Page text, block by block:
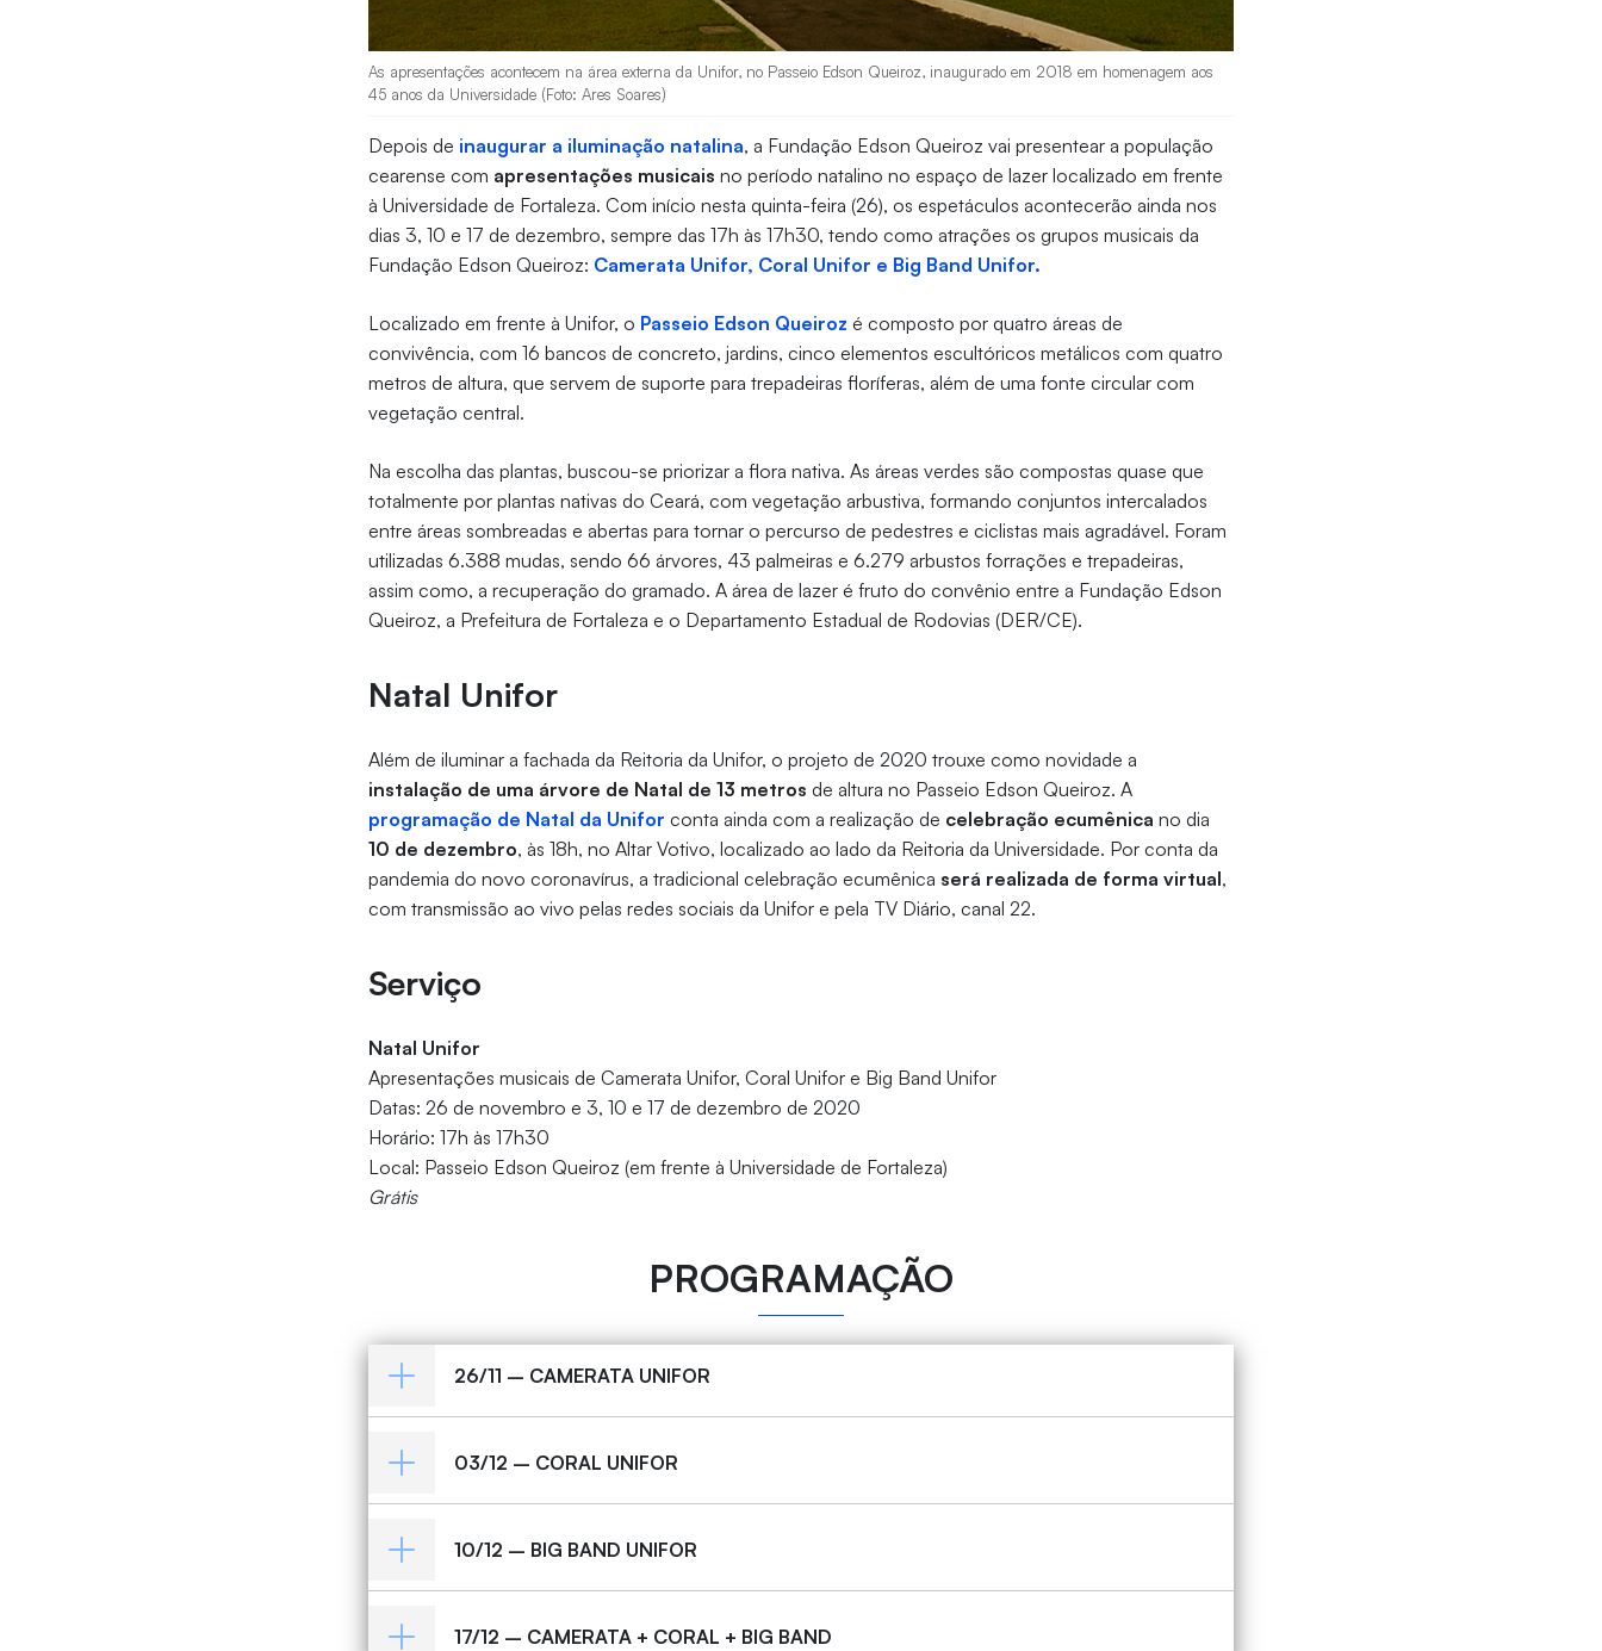
As apresentações acontecem na área externa da Unifor, no Passeio Edson Queiroz, inaugurado em 2018 em homenagem aos
45 anos da Universidade (Foto: Ares Soares)
Depois de inaugurar a iluminação natalina, a Fundação Edson Queiroz vai presentear a população
cearense com apresentações musicaisno período natalino no espaço de lazer localizado em frente
à Universidade de Fortaleza. Com início nesta quinta-feira (26), os espetáculos acontecerão ainda nos
dias 3, 10 e 17 de dezembro, sempre das 17h às 17h30, tendo como atrações os grupos musicais da
Fundação Edson Queiroz: Camerata Unifor, Coral Unifor e Big Band Unifor.
Localizado em frente à Unifor, o Passeio Edson Queiroz é composto por quatro áreas de
convivência, com 16 bancos de concreto, jardins, cinco elementos escultóricos metálicos com quatro
metros de altura, que servem de suporte para trepadeiras floríferas, além de uma fonte circular com
vegetação central.
Na escolha das plantas, buscou-se priorizar a flora nativa. As áreas verdes são compostas quase que
totalmente por plantas nativas do Ceará, com vegetação arbustiva, formando conjuntos intercalados
entre áreas sombreadas e abertas para tornar o percurso de pedestres e ciclistas mais agradável. Foram
utilizadas 6.388 mudas, sendo 66 árvores, 43 palmeiras e 6.279 arbustos forrações e trepadeiras,
assim como, a recuperação do gramado. A área de lazer é fruto do convênio entre a Fundação Edson
Queiroz, a Prefeitura de Fortaleza e o Departamento Estadual de Rodovias (DER/CE).
Natal Unifor
Além de iluminar a fachada da Reitoria da Unifor, o projeto de 2020 trouxe como novidade a
instalação de uma árvore de Natal de 13 metros de altura no Passeio Edson Queiroz. A
programação de Natal da Unifor conta ainda com a realização de celebração ecumênicano dia
10 de dezembro, às 18h, no Altar Votivo, localizado ao lado da Reitoria da Universidade. Por conta da
pandemia do novo coronavírus, a tradicional celebração ecumênica será realizada de forma virtual,
com transmissão ao vivo pelas redes sociais da Unifor e pela TV Diário, canal 22.
Serviço
Natal Unifor
Apresentações musicais de Camerata Unifor, Coral Unifor e Big Band Unifor
Datas: 26 de novembro e 3, 10 e 17 de dezembro de 2020
Horário: 17h às 17h30
Local: Passeio Edson Queiroz (em frente à Universidade de Fortaleza)
Grátis
PROGRAMAÇÃO
26/11 – CAMERATA UNIFOR
03/12 – CORAL UNIFOR
10/12 – BIG BAND UNIFOR
17/12 – CAMERATA + CORAL + BIG BAND